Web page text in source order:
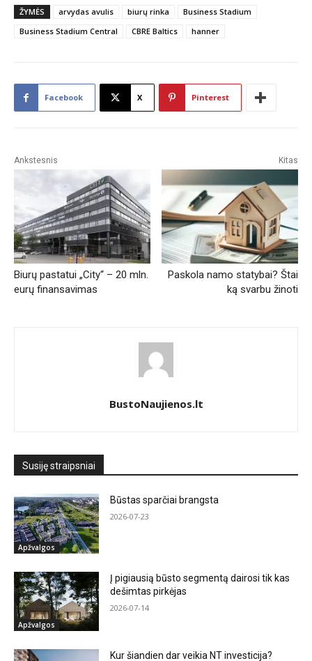
ŽYMĖS arvydas avulis biurų rinka
Business Stadium
Business Stadium Central
CBRE Baltics hanner
Facebook X Pinterest
Ankstesnis
Biurų pastatui „City“ – 20 mln.
eurų finansavimas
Kitas
Paskola namo statybai? Štai
ką svarbu žinoti
BustoNaujienos.lt
Susiję straipsniai
Apžvalgos
Būstas sparčiai brangsta
2026-07-23
Apžvalgos
Į pigiausią būsto segmentą dairosi tik kas
dešimtas pirkėjas
2026-07-14
Kur šiandien dar veikia NT investicija?